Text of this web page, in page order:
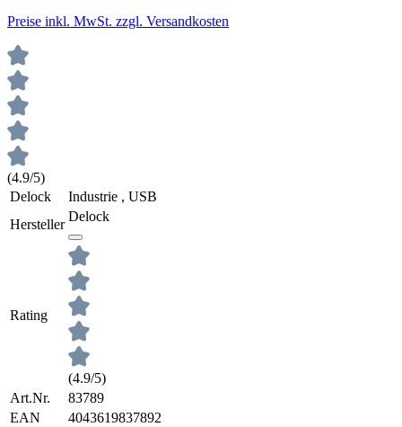
Preise inkl. MwSt. zzgl. Versandkosten
(4.9/5)
Delock
Industrie , USB
Hersteller
Delock
Rating
(4.9/5)
Art.Nr.
83789
EAN
4043619837892